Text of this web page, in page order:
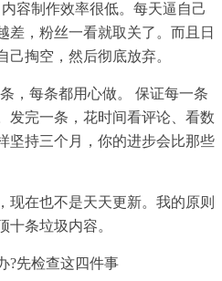
容制作效率很低。每天逼自己
差，粉丝一看就取关了。而且日
掏空，然后彻底放弃。
，每条都用心做。 保证每一条
发完一条，花时间看评论、看数
坚持三个月，你的进步会比那些
现在也不是天天更新。我的原则
十条垃圾内容。
?先检查这四件事